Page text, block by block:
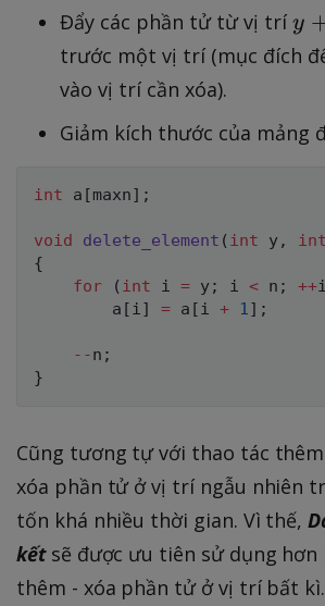
Đẩy các phần tử từ vị trí y
+
y
trước một vị trí (mục đích
vào vị trí cần xóa).
Giảm kích thước của mảng
int a [maxn] ;
void delete_element ( int y, int
{
for
( int i = y; i < n ; ++i
        a
[i] = a [i + 1] ;
--n ;
}
Cũng tương tự với thao tác
xóa phần tử ở vị trí ngẫu nhiên
tốn khá nhiều thời gian. Vì thế,
kếtsẽ được ưu tiên sử dụng hơn
thêm - xóa phần tử ở vị trí bất kì.